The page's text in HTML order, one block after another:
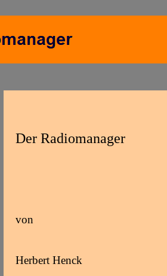
Der Radiomanager
von
Herbert Henck